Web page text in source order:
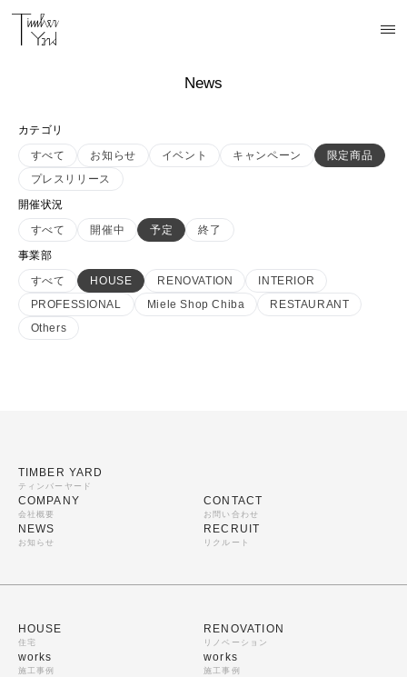
News
カテゴリ
すべて
お知らせ イベント キャンペーン
限定商品
プレスリリース
開催状況
すべて
開催中 予定
終了
事業部
すべて
HOUSE RENOVATION
INTERIOR
PROFESSIONAL
Miele Shop Chiba
RESTAURANT
Others
TIMBER YARD
ティンバーヤード
COMPANY
会社概要
NEWS
お知らせ
CONTACT
お問い合わせ
RECRUIT
リクルート
HOUSE
住宅
works
施工事例
RENOVATION
リノベーション
works
施工事例